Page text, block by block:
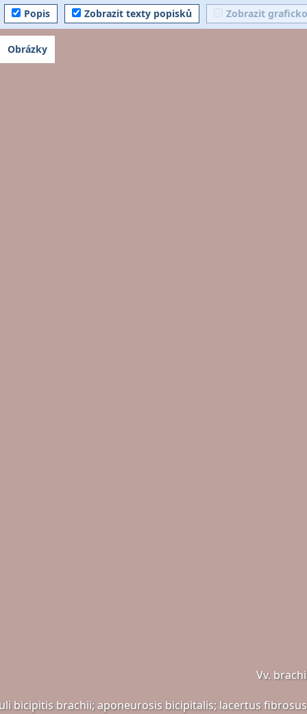
Popis Zobrazit texty popisků Zobrazit
bicipitis brachii; aponeurosis bicipitalis; lacertus fibrosus
Vv.
Obrázky